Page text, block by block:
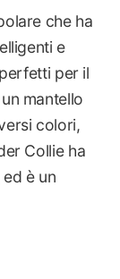
che ha
e
per il
mantello
colori,
Collie ha
è un